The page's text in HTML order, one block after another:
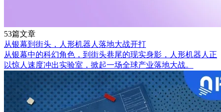
53篇文章
从银幕到街头，人形机器人落地大战开打
从银幕中的科幻角色，到街头巷尾的现实身影，人形机器人正
以惊人速度冲出实验室，掀起一场全球产业落地大战。